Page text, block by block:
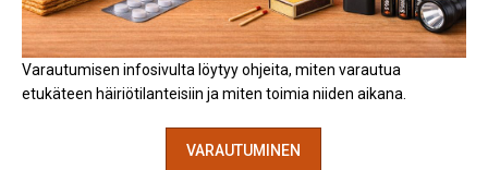
Varautumisen infosivulta löytyy ohjeita, miten varautua
etukäteen häiriötilanteisiin ja miten toimia niiden aikana.
VARAUTUMINEN